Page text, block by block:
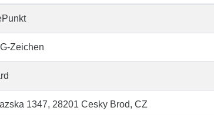
Zeichen
1347, 28201 Cesky Brod, CZ